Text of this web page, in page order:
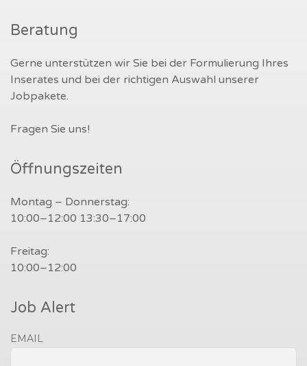
Beratung
Gerne unterstützen wir Sie bei der Formulierung Ihres
Inserates und bei der richtigen Auswahl unserer
Jobpakete.
Fragen Sie uns!
Öffnungszeiten
Montag – Donnerstag:
10:00–12:00 13:30–17:00
Freitag:
10:00–12:00
Job Alert
EMAIL